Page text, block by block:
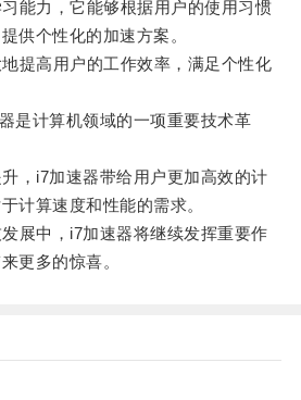
力，它能够根据用户的使用习惯
供个性化的加速方案。
高用户的工作效率，满足个性化
计算机领域的一项重要技术革
i7加速器带给用户更加高效的计
计算速度和性能的需求。
中，i7加速器将继续发挥重要作
更多的惊喜。